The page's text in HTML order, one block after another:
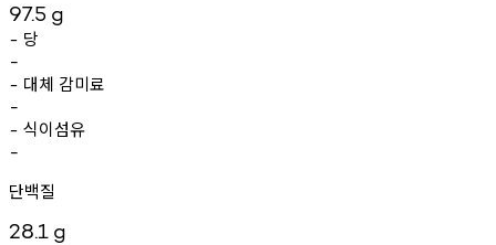
97.5 g
- 당
-
- 대체 감미료
-
- 식이섬유
-
단백질
28.1 g